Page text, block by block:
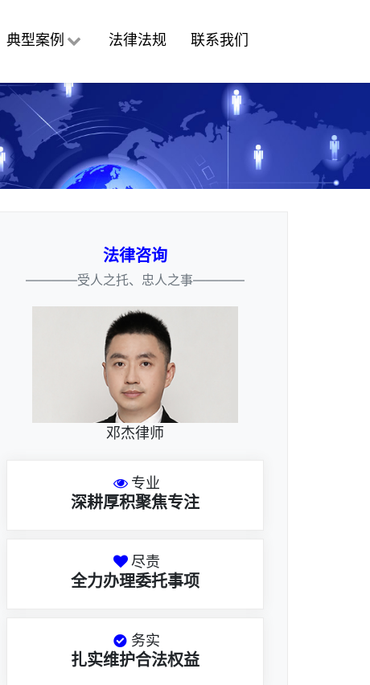
典型案例 法律法规 联系我们
法律咨询
————受人之托、忠人之事————
邓杰律师
专业
深耕厚积聚焦专注
尽责
全力办理委托事项
务实
扎实维护合法权益